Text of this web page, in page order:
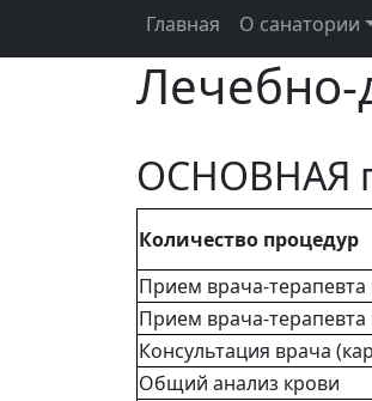
Главная
О санатории
Лечебно-
ОСНОВНАЯ
Количество процедур
Прием врача-
Прием врача-
Консультация врача
Общий анализ крови